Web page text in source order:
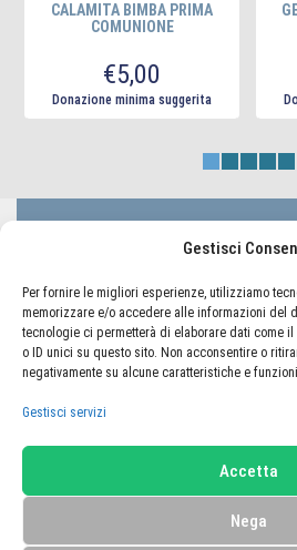
Gestisci
Per fornire le migliori esperienze, utilizziamo
memorizzare e/o accedere alle informazioni del
tecnologie ci permetterà di elaborare dati come
o ID unici su questo sito. Non acconsentire o
negativamente su alcune caratteristiche e
Gestisci servizi
Accetta
Nega
CALAMITA BIMBA PRIMA
COMUNIONE
€5,00
Donazione minima suggerita
LIFC Lega Italiana Fibrosi Cistica -
Codice Fiscale 80233410580
TORNA AL PORTALE LIFC
Home Carrello
Il mio
Privacy
Cookie Policy (UE)